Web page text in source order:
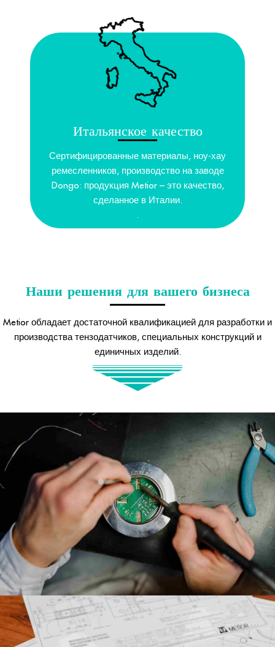
Итальянское качество
Сертифицированные материалы, ноу-хау
ремесленников, производство на заводе
Dongo: продукция Metior – это качество,
сделанное в Италии.
.
Наши решения для вашего бизнеса
Metior обладает достаточной квалификацией для разработки и
производства тензодатчиков, специальных конструкций и
единичных изделий.